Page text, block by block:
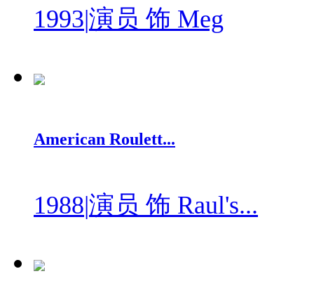
1993|演员 饰 Meg
American Roulett...
1988|演员 饰 Raul's...